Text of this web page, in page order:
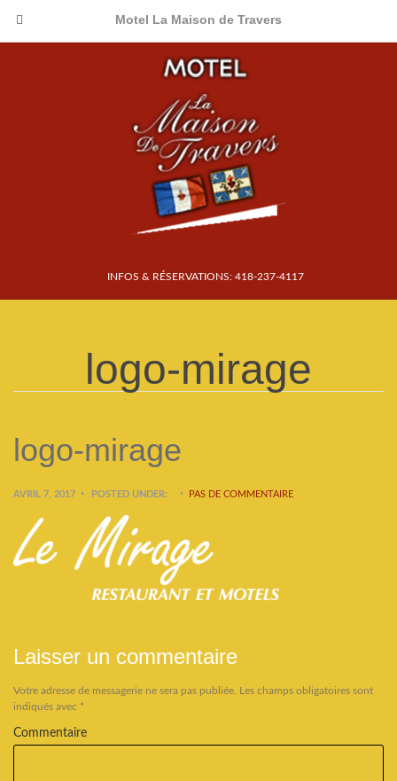
Motel La Maison de Travers
INFOS & RÉSERVATIONS: 418-237-4117
logo-mirage
logo-mirage
AVRIL 7, 2017 POSTED UNDER: PAS DE COMMENTAIRE
Laisser un commentaire
Votre adresse de messagerie ne sera pas publiée. Les champs obligatoires sont
indiqués avec *
Commentaire